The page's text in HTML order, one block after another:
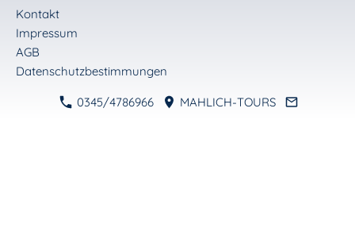
Kontakt
Impressum
AGB
Datenschutzbestimmungen
0345/4786966 MAHLICH-TOURS